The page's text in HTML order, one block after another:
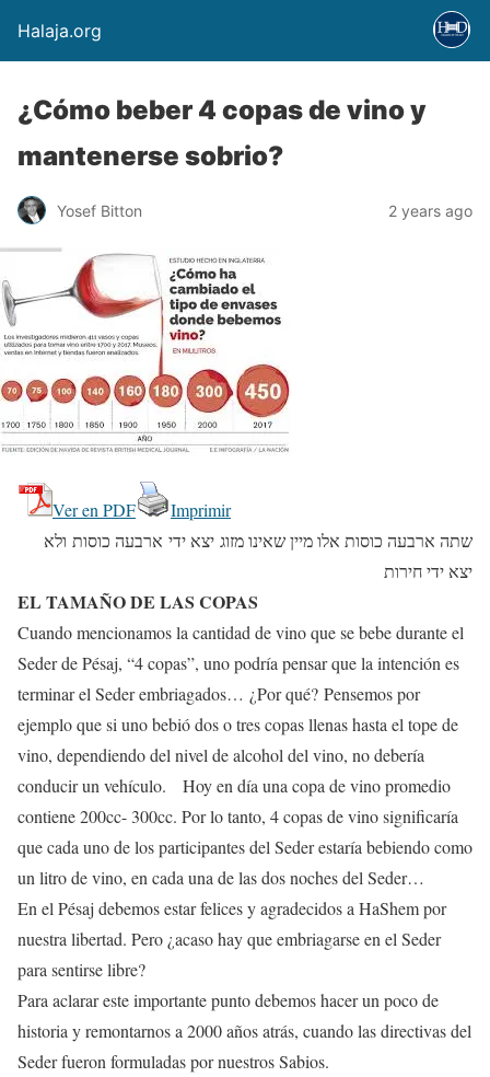
Halaja.org
¿Cómo beber 4 copas de vino y
mantenerse sobrio?
Yosef Bitton 2 years ago
Ver en PDF
Imprimir
שתה ארבעה כוסות אלו מיין שאינו מזוג יצא ידי ארבעה כוסות ולא
יצא ידי חירות
EL TAMAÑO DE LAS COPAS
Cuando mencionamos la cantidad de vino que se bebe durante el
Seder de Pésaj, “4 copas”, uno podría pensar que la intención es
terminar el Seder embriagados… ¿Por qué? Pensemos por
ejemplo que si uno bebió dos o tres copas llenas hasta el tope de
vino, dependiendo del nivel de alcohol del vino, no debería
conducir un vehículo. Hoy en día una copa de vino promedio
contiene 200cc- 300cc. Por lo tanto, 4 copas de vino significaría
que cada uno de los participantes del Seder estaría bebiendo como
un litro de vino, en cada una de las dos noches del Seder…
En el Pésaj debemos estar felices y agradecidos a HaShem por
nuestra libertad. Pero ¿acaso hay que embriagarse en el Seder
para sentirse libre?
Para aclarar este importante punto debemos hacer un poco de
historia y remontarnos a 2000 años atrás, cuando las directivas del
Seder fueron formuladas por nuestros Sabios.